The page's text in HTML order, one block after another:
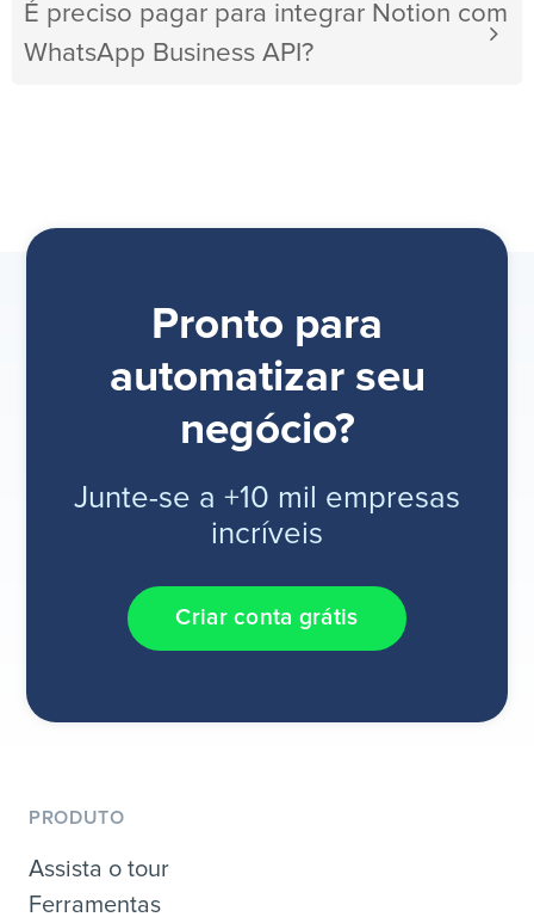
É preciso pagar para integrar Notion com
WhatsApp Business API?
Pronto para
automatizar seu
negócio?
Junte-se a +10 mil empresas
incríveis
Criar conta grátis
PRODUTO
Assista o tour
Ferramentas